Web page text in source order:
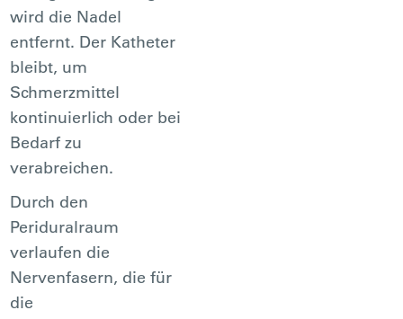
wird die Nadel
entfernt. Der Katheter
bleibt, um
Schmerzmittel
kontinuierlich oder bei
Bedarf zu
verabreichen.
Durch den
Periduralraum
verlaufen die
Nervenfasern, die für
die